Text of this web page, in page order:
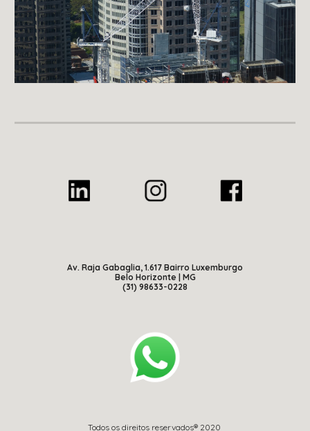
Av. Raja Gabaglia, 1.617 Bairro Luxemburgo
Belo Horizonte | MG
(31) 98633-0228
Todos os direitos reservados® 2020